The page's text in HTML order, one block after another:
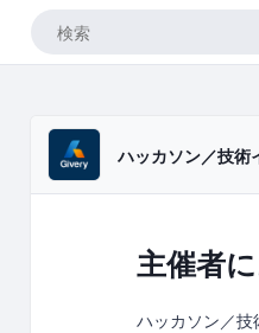
ハッカソン／技術
主催者
ハッカソン／